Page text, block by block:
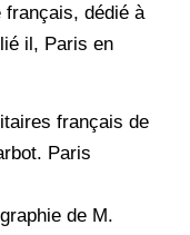
français, dédié à
il, Paris en
français de
Paris
de M.